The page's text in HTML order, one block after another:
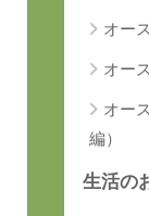
オー
オー
オー
編）
生活の